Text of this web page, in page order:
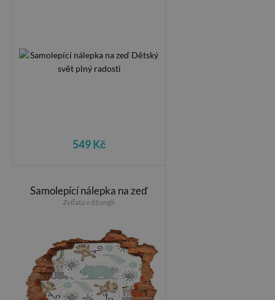
549 Kč
Samolepící nálepka na zeď
Zvířata v džungli